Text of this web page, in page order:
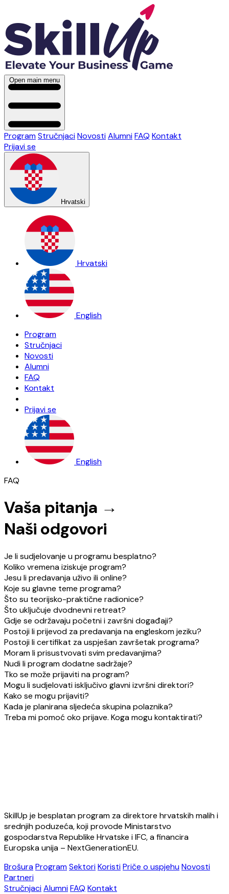
Open main menu
ProgramStručnjaciNovostiAlumniFAQ Kontakt
Prijavi se
Hrvatski
Hrvatski
English
Program
Stručnjaci
Novosti
Alumni
FAQ
Kontakt
Prijavi se
English
FAQ
Vaša pitanja →
Naši odgovori
Je li sudjelovanje u programu besplatno?
Koliko vremena iziskuje program?
Jesu li predavanja uživo ili online?
Koje su glavne teme programa?
Što su teorijsko-praktične radionice?
Što uključuje dvodnevni retreat?
Gdje se održavaju početni i završni događaji?
Postoji li prijevod za predavanja na engleskom jeziku?
Postoji li certifikat za uspješan završetak programa?
Moram li prisustvovati svim predavanjima?
Nudi li program dodatne sadržaje?
Tko se može prijaviti na program?
Mogu li sudjelovati isključivo glavni izvršni direktori?
Kako se mogu prijaviti?
Kada je planirana sljedeća skupina polaznika?
Treba mi pomoć oko prijave. Koga mogu kontaktirati?
SkillUp je besplatan program za direktore hrvatskih malih i
srednjih poduzeća, koji provode Ministarstvo
gospodarstva Republike Hrvatske i IFC, a financira
Europska unija – NextGenerationEU.
BrošuraProgramSektoriKoristiPriče o uspjehuNovosti
Partneri
StručnjaciAlumniFAQ Kontakt